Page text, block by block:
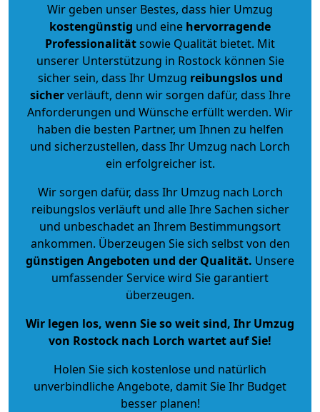
Wir geben unser Bestes, dass hier Umzug
kostengünstig und eine hervorragende
Professionalitätsowie Qualität bietet. Mit
unserer Unterstützung in Rostock können Sie
sicher sein, dass Ihr Umzug reibungslos und
sicherverläuft, denn wir sorgen dafür, dass Ihre
Anforderungen und Wünsche erfüllt werden. Wir
haben die besten Partner, um Ihnen zu helfen
und sicherzustellen, dass Ihr Umzug nach Lorch
ein erfolgreicher ist.
Wir sorgen dafür, dass Ihr Umzug nach Lorch
reibungslos verläuft und alle Ihre Sachen sicher
und unbeschadet an Ihrem Bestimmungsort
ankommen. Überzeugen Sie sich selbst von den
günstigen Angeboten und der Qualität. Unsere
umfassender Service wird Sie garantiert
überzeugen.
Wir legen los, wenn Sie so weit sind, Ihr Umzug
von Rostock nach Lorch wartet auf Sie!
Holen Sie sich kostenlose und natürlich
unverbindliche Angebote, damit Sie Ihr Budget
besser planen!